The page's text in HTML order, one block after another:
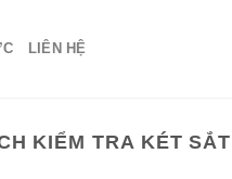
LIÊN HỆ
KIỂM TRA KÉT SẮT